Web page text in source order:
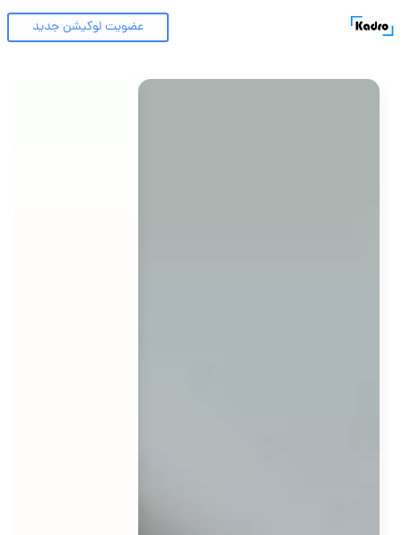
عضویت لوکیشن جدید